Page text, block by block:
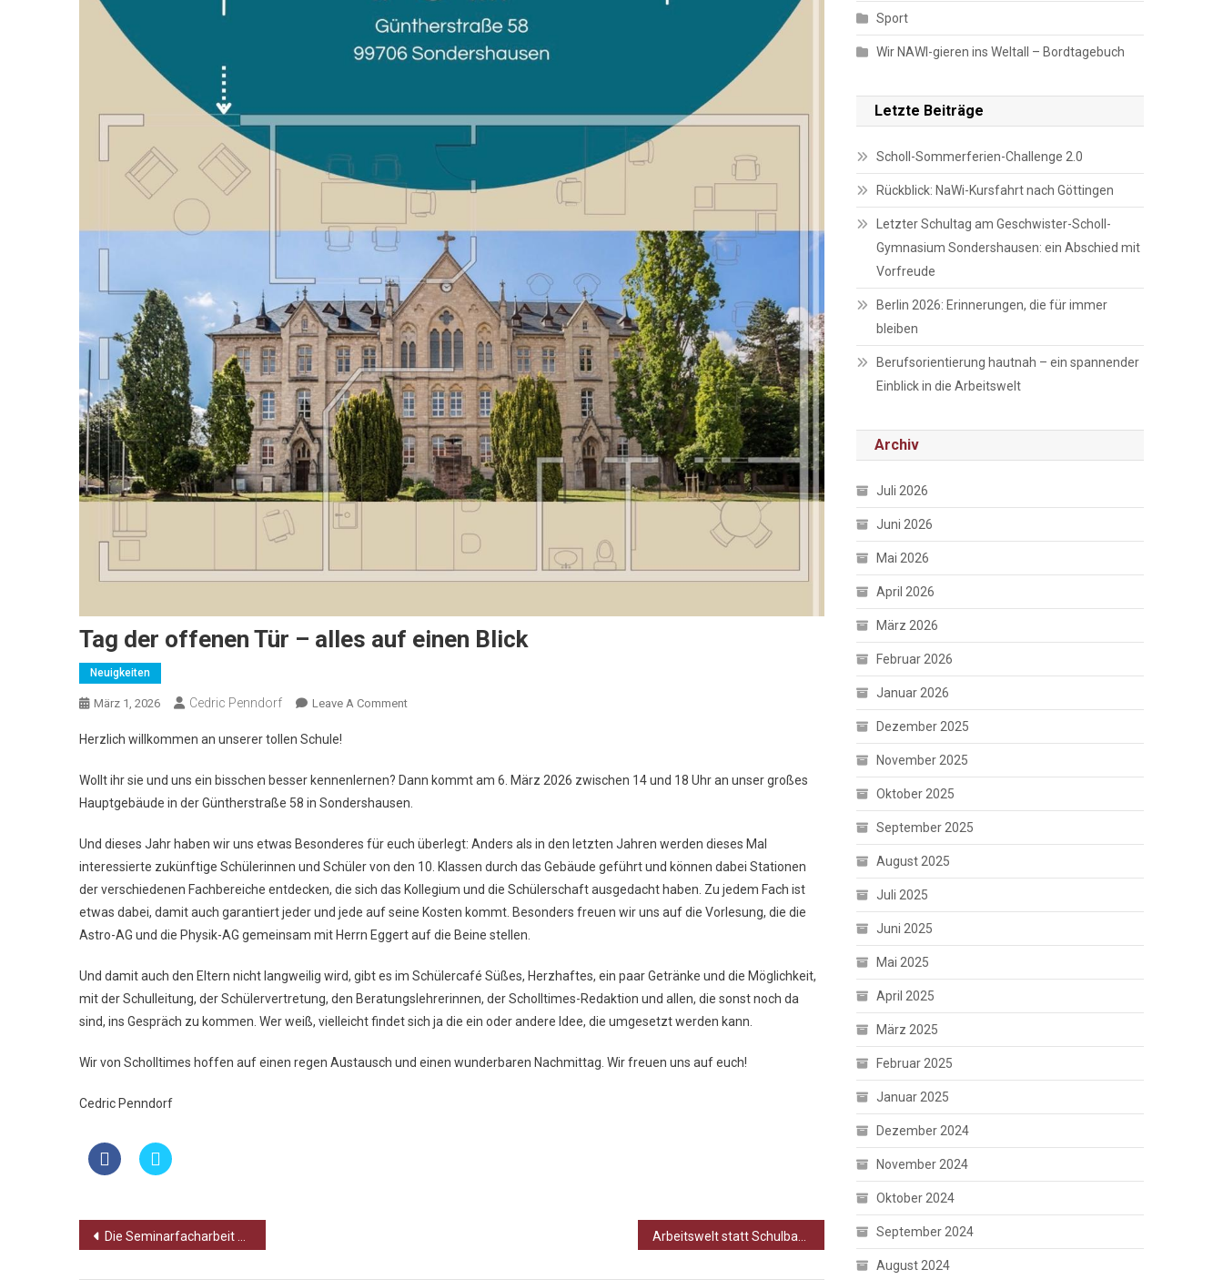
Tag der offenen Tür – alles auf einen Blick
Neuigkeiten
März 1, 2026 Cedric Penndorf Leave A CommentOn
Tür
–
Auf
Einen
Blick
Herzlich willkommen an unserer tollen Schule!
Wollt ihr sie und uns ein bisschen besser kennenlernen? Dann kommt am 6. März 2026 zwischen 14 und 18 Uhr an unser großes
Hauptgebäude in der Güntherstraße 58 in Sondershausen.
Und dieses Jahr haben wir uns etwas Besonderes für euch überlegt: Anders als in den letzten Jahren werden dieses Mal
interessierte zukünftige Schülerinnen und Schüler von den 10. Klassen durch das Gebäude geführt und können dabei Stationen
der verschiedenen Fachbereiche entdecken, die sich das Kollegium und die Schülerschaft ausgedacht haben. Zu jedem Fach ist
etwas dabei, damit auch garantiert jeder und jede auf seine Kosten kommt. Besonders freuen wir uns auf die Vorlesung, die die
Astro-AG und die Physik-AG gemeinsam mit Herrn Eggert auf die Beine stellen.
Und damit auch den Eltern nicht langweilig wird, gibt es im Schülercafé Süßes, Herzhaftes, ein paar Getränke und die Möglichkeit,
mit der Schulleitung, der Schülervertretung, den Beratungslehrerinnen, der Scholltimes-Redaktion und allen, die sonst noch da
sind, ins Gespräch zu kommen. Wer weiß, vielleicht findet sich ja die ein oder andere Idee, die umgesetzt werden kann.
Wir von Scholltimes hoffen auf einen regen Austausch und einen wunderbaren Nachmittag. Wir freuen uns auf euch!
Cedric Penndorf
Beitragsnavigation
Die Seminarfacharbeit – und wie man es (vielleicht nicht) machen sollte! Arbeitswelt statt Schulbank: Eine Woche voller neuer Perspektiven
Sport
Wir NAWI-gieren ins Weltall – Bordtagebuch
Letzte Beiträge
Scholl-Sommerferien-Challenge 2.0
Rückblick: NaWi-Kursfahrt nach Göttingen
Letzter Schultag am Geschwister-Scholl-
Gymnasium Sondershausen: ein Abschied mit
Vorfreude
Berlin 2026: Erinnerungen, die für immer
bleiben
Berufsorientierung hautnah – ein spannender
Einblick in die Arbeitswelt
Archiv
Juli 2026
Juni 2026
Mai 2026
April 2026
März 2026
Februar 2026
Januar 2026
Dezember 2025
November 2025
Oktober 2025
September 2025
August 2025
Juli 2025
Juni 2025
Mai 2025
April 2025
März 2025
Februar 2025
Januar 2025
Dezember 2024
November 2024
Oktober 2024
September 2024
August 2024